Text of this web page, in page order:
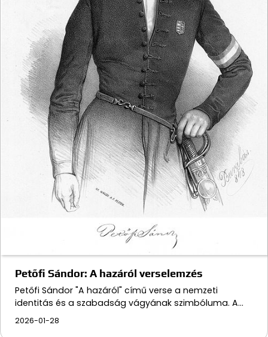
Petőfi Sándor: A hazáról verselemzés
Petőfi Sándor "A hazáról" című verse a nemzeti
identitás és a szabadság vágyának szimbóluma. A…
2026-01-28